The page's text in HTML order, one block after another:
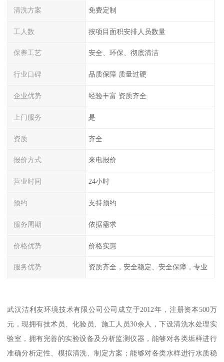
清洗方案 免费定制
工人数 按项目面积安排人员数量
保养工艺 安全、环保、彻底清洁
行业口碑 品质保障 质量过硬
企业优势 经验丰富 资质齐全
上门服务 是
资质 齐全
报价方式 来电报价
营业时间 24小时
预约 支持预约
服务周期 依据需求
价格优势 价格实惠
服务优势 资质齐全，安全稳定、安全保障，专业
武汉洁利友环境技术有限公司公司成立于2012年，注册资本500万
元，现拥有技术员、化验员、施工人员30余人，下设清洗水处理实
验室，拥有完善的实验设备及分析监测仪器，能够对各类垢样进行
准确分析定性、模拟清洗、制定方案；能够对各类水样进行水质稳